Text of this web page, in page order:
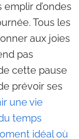
d’ondes
Tous les
aux joies
pas
cette pause
prévoir ses
une vie
temps
idéal où